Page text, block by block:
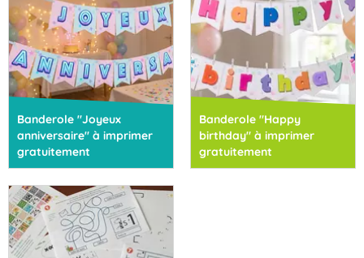
Banderole "Joyeux
anniversaire" à imprimer
gratuitement
Banderole "Happy
birthday" à imprimer
gratuitement